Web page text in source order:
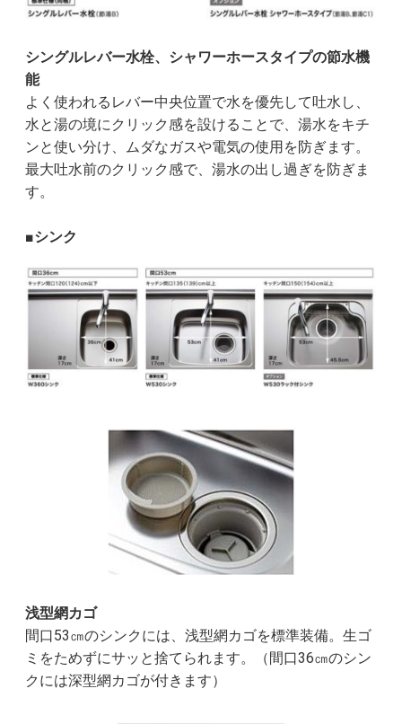
シングルレバー水栓、シャワーホースタイプの節水機
能
よく使われるレバー中央位置で水を優先して吐水し、
水と湯の境にクリック感を設けることで、湯水をキチ
ンと使い分け、ムダなガスや電気の使用を防ぎます。
最大吐水前のクリック感で、湯水の出し過ぎを防ぎま
す。
■シンク
浅型網カゴ
間口53㎝のシンクには、浅型網カゴを標準装備。生ゴ
ミをためずにサッと捨てられます。（間口36㎝のシン
クには深型網カゴが付きます）